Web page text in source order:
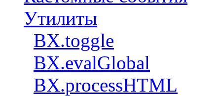
Утилиты
BX.toggle
BX.evalGlobal
BX.processHTML